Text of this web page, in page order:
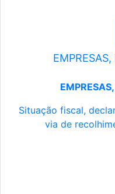
Situação fiscal,
via de